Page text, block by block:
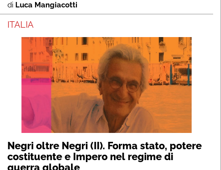
di Luca Mangiacotti
ITALIA
Negri oltre Negri (II). Forma stato, potere
costituente e Impero nel regime di
guerra globale